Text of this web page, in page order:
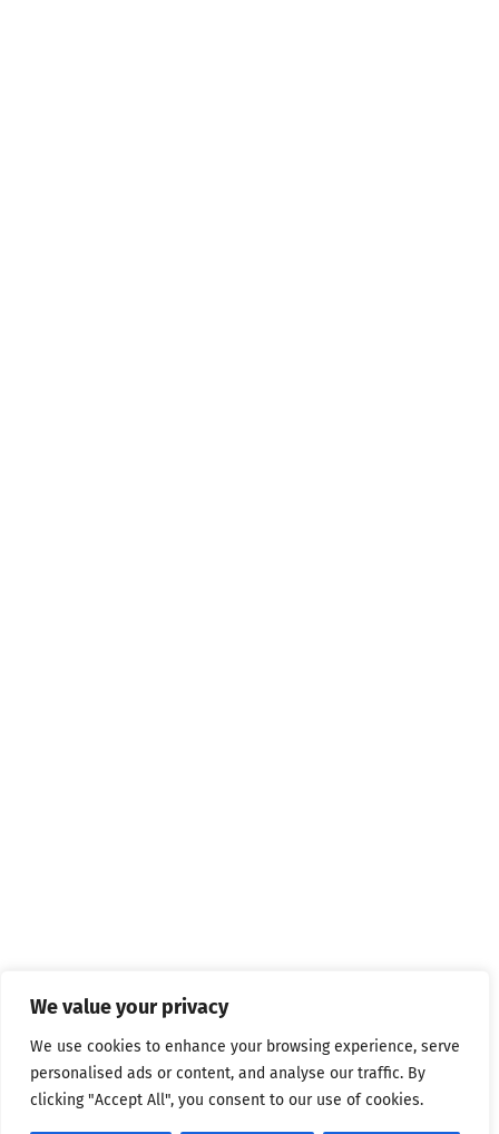
We value your privacy
We use cookies to enhance your browsing experience, serve
personalised ads or content, and analyse our traffic. By
clicking "Accept All", you consent to our use of cookies.